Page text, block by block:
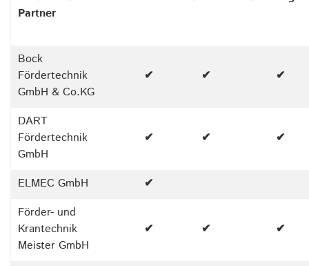
Partner
Bock
Fördertechnik
GmbH & Co.KG
✔ ✔ ✔
DART
Fördertechnik
GmbH
✔ ✔ ✔
ELMEC GmbH
✔
Förder- und
Krantechnik
Meister GmbH
✔ ✔ ✔